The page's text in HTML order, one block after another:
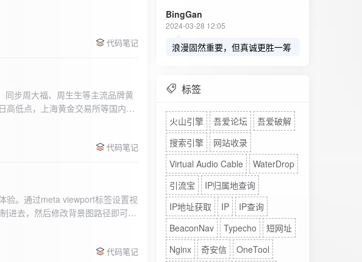
功能。 日志记录： 每次对网址进
日志为红色。日志会自动滚动到最
代码笔记
同步周大福、周生生等主流品牌黄
高低点，上海黄金交易所等国内黄
代码笔记
验。通过meta viewport标签设置视
进去，然后修改背景图路径即可。
代码笔记
BingGan
2024-03-28 12:05
浪漫固然重要，但真诚更胜一筹
标签
火山引擎 吾爱论坛
吾爱破解
搜索引擎
网站收录
Virtual Audio Cable
WaterDrop
引流宝
IP归属地查询
IP地址获取
IP
IP查询
BeaconNav
Typecho
短网址
Nginx
奇安信
OneTool